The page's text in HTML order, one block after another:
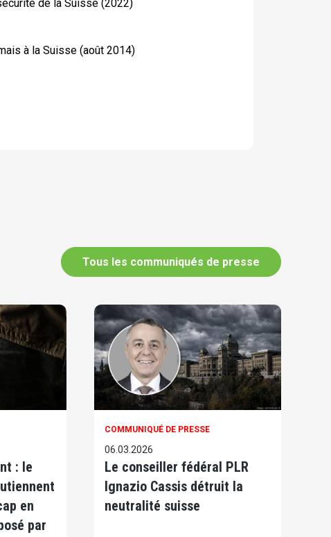
de la Suisse (2022)
à la Suisse (août 2014)
Tous les communiqués de presse
: le
en
par
COMMUNIQUÉ DE PRESSE
06.03.2026
Le conseiller fédéral PLR
Ignazio Cassis détruit la
neutralité suisse